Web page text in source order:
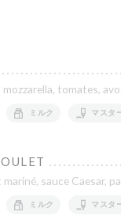
mozzarella, tomates,
ミルク マスタ
mariné, sauce
ミルク マスタ